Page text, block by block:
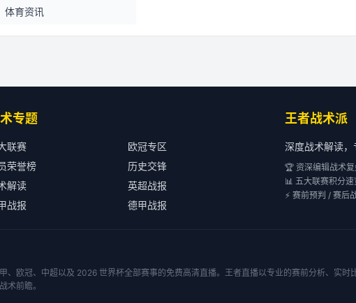
体育资讯
专题
联赛
欧冠专区
荣誉榜
历史交锋
解读
英超战报
战报
德甲战报
王者战术派
深度战术解读
🏆 资深编辑战术
📊 五大联赛积分速
⚡ 赛前预判 / 赛后
欧冠、中超以及 2026 世界杯全部赛事的免费高清直播。王者直播以专业的赛前分析、实
术前瞻。